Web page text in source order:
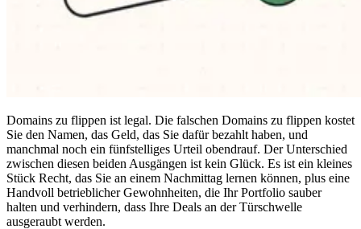
Domains zu flippen ist legal. Die falschen Domains zu flippen kostet
Sie den Namen, das Geld, das Sie dafür bezahlt haben, und
manchmal noch ein fünfstelliges Urteil obendrauf. Der Unterschied
zwischen diesen beiden Ausgängen ist kein Glück. Es ist ein kleines
Stück Recht, das Sie an einem Nachmittag lernen können, plus eine
Handvoll betrieblicher Gewohnheiten, die Ihr Portfolio sauber
halten und verhindern, dass Ihre Deals an der Türschwelle
ausgeraubt werden.